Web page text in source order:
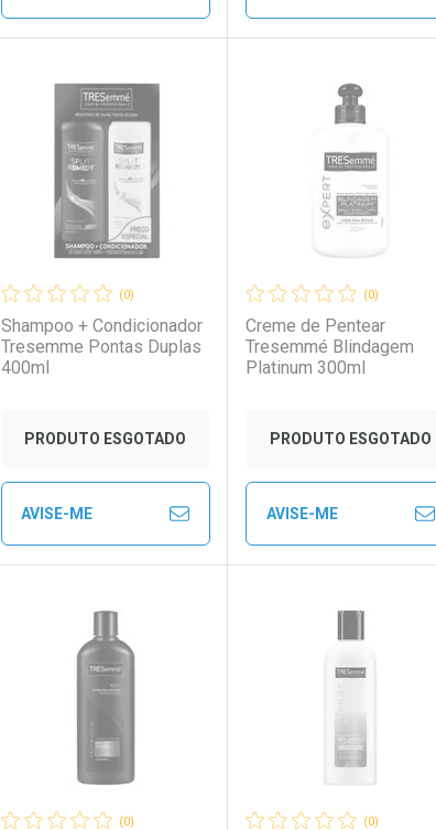
Laboratório
Ver Desconto Convênio
Por Menos Laboratório
Ver Desconto Convênio
Por Menos
(0)
Shampoo + Condicionador
Tresemme Pontas Duplas
400ml
PRODUTO ESGOTADO
AVISE-ME
Laboratório
Por Menos
(0)
Creme de Pentear
Tresemmé Blindagem
Platinum 300ml
PRODUTO ESGOTADO
AVISE-ME
Laboratório
Por Menos
(0) (0)